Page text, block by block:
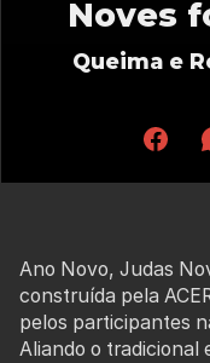
Noves
Queima e
Ano Novo, Judas
construída pela
pelos participantes
Aliando o tradicional